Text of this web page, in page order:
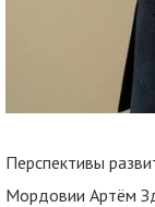
Перспективы
Мордовии Артём